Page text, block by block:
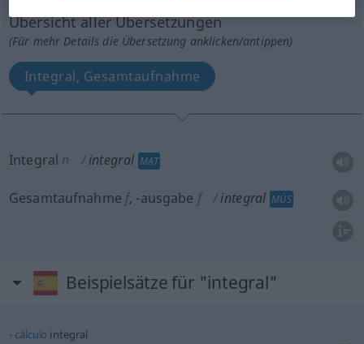
Übersicht aller Übersetzungen
(Für mehr Details die Übersetzung anklicken/antippen)
Integral, Gesamtaufnahme
Integral n integral MAT
Gesamtaufnahme f, -ausgabe f integral MÚS
Beispielsätze für "integral"
cálculo integral